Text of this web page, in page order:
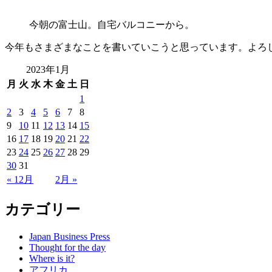
今朝の富士山。自宅バルコニーから。
今年もさまざまなことを書いていこうと思っています。よろ
2023年1月
月 火 水 木 金 土 日
« 12月 2月 »
1
2
3 4 5 6 7
8
9
10 11 12 13 14 15
16 17 18 19 20 21 22
23 24 25 26 27 28 29
30 31
カテゴリー
Japan Business Press
Thought for the day
Where is it?